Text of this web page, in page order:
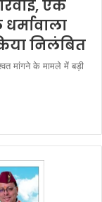
एक
निलंबित
मांगने के मामले में बड़ी